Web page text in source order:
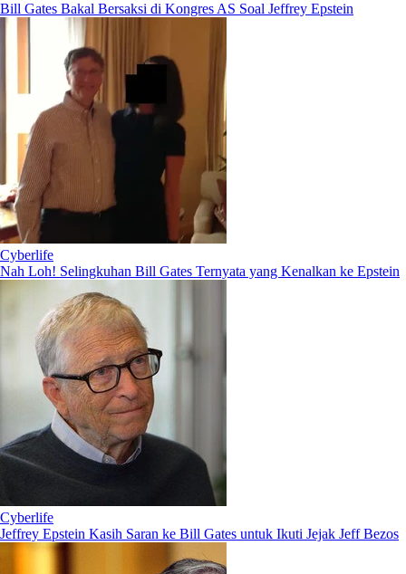
Bill Gates Bakal Bersaksi di Kongres AS Soal Jeffrey Epstein
Cyberlife
Nah Loh! Selingkuhan Bill Gates Ternyata yang Kenalkan ke Epstein
Cyberlife
Jeffrey Epstein Kasih Saran ke Bill Gates untuk Ikuti Jejak Jeff Bezos